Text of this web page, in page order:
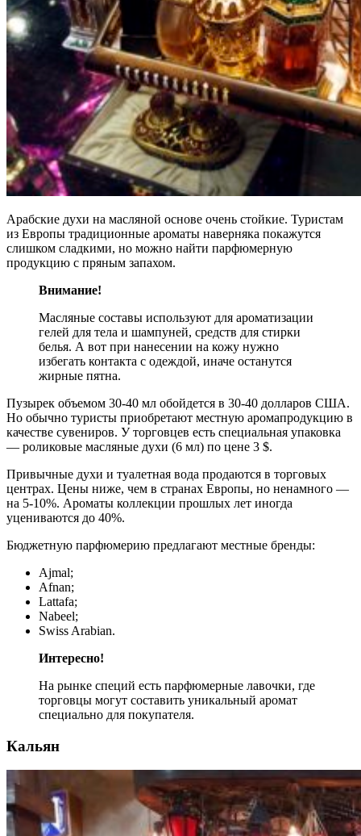
Арабские духи на масляной основе очень стойкие. Туристам
из Европы традиционные ароматы наверняка покажутся
слишком сладкими, но можно найти парфюмерную
продукцию с пряным запахом.
Внимание!
Масляные составы используют для ароматизации
гелей для тела и шампуней, средств для стирки
белья. А вот при нанесении на кожу нужно
избегать контакта с одеждой, иначе останутся
жирные пятна.
Пузырек объемом 30-40 мл обойдется в 30-40 долларов США.
Но обычно туристы приобретают местную аромапродукцию в
качестве сувениров. У торговцев есть специальная упаковка
— роликовые масляные духи (6 мл) по цене 3 $.
Привычные духи и туалетная вода продаются в торговых
центрах. Цены ниже, чем в странах Европы, но ненамного —
на 5-10%. Ароматы коллекции прошлых лет иногда
уцениваются до 40%.
Бюджетную парфюмерию предлагают местные бренды:
Ajmal;
Afnan;
Lattafa;
Nabeel;
Swiss Arabian.
Интересно!
На рынке специй есть парфюмерные лавочки, где
торговцы могут составить уникальный аромат
специально для покупателя.
Кальян